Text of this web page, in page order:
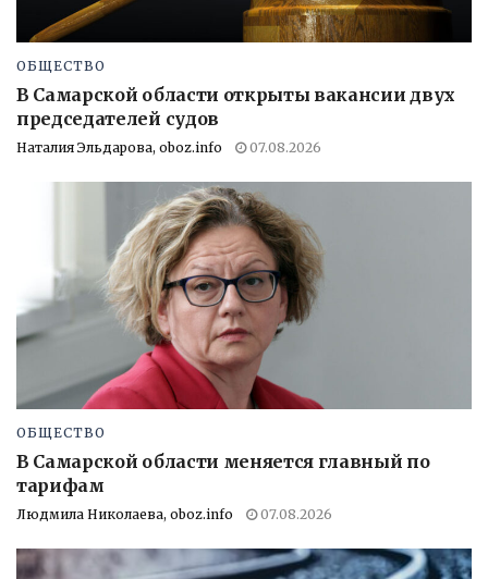
ОБЩЕСТВО
В Самарской области открыты вакансии двух
председателей судов
Наталия Эльдарова, oboz.info 07.08.2026
ОБЩЕСТВО
В Самарской области меняется главный по
тарифам
Людмила Николаева, oboz.info 07.08.2026